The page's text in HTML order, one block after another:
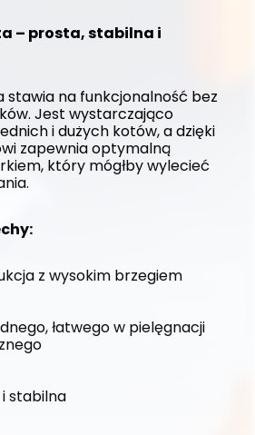
– prosta, stabilna i
na funkcjonalność bez
Jest wystarczająco
i dużych kotów, a dzięki
zapewnia optymalną
który mógłby wylecieć
z wysokim brzegiem
łatwego w pielęgnacji
stabilna